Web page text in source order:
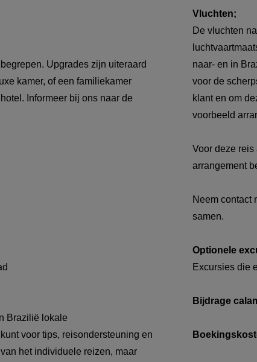
Upgrades zijn uiteraard
kamer, of een familiekamer
Informeer bij ons naar de
Brazilië lokale
voor tips, reisondersteuning en
het individuele reizen, maar
Vluchten;
De vluchten
naar- en in
voor de
klant en om
voorbeeld
Voor deze
arrangement
Neem contact
samen.
Optionele
Excursies die
Bijdrage